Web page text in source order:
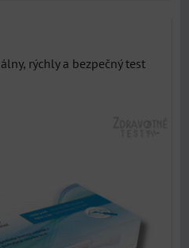
rýchly a bezpečný test